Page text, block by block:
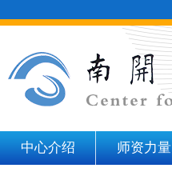
中心介绍 师资力量